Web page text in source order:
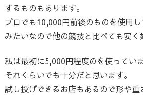
するものもあります。
プロでも10,000円前後のものを使用し
みたいなので他の競技と比べても安く
私は最初に5,000円程度のを使っていま
それくらいでも十分だと思います。
試し投げできるお店もあるので形や重